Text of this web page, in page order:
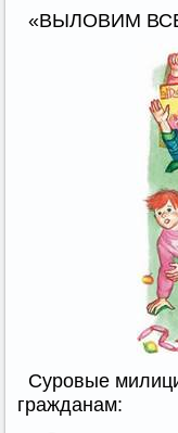
«ВЫЛОВИМ
Суровые
гражданам: